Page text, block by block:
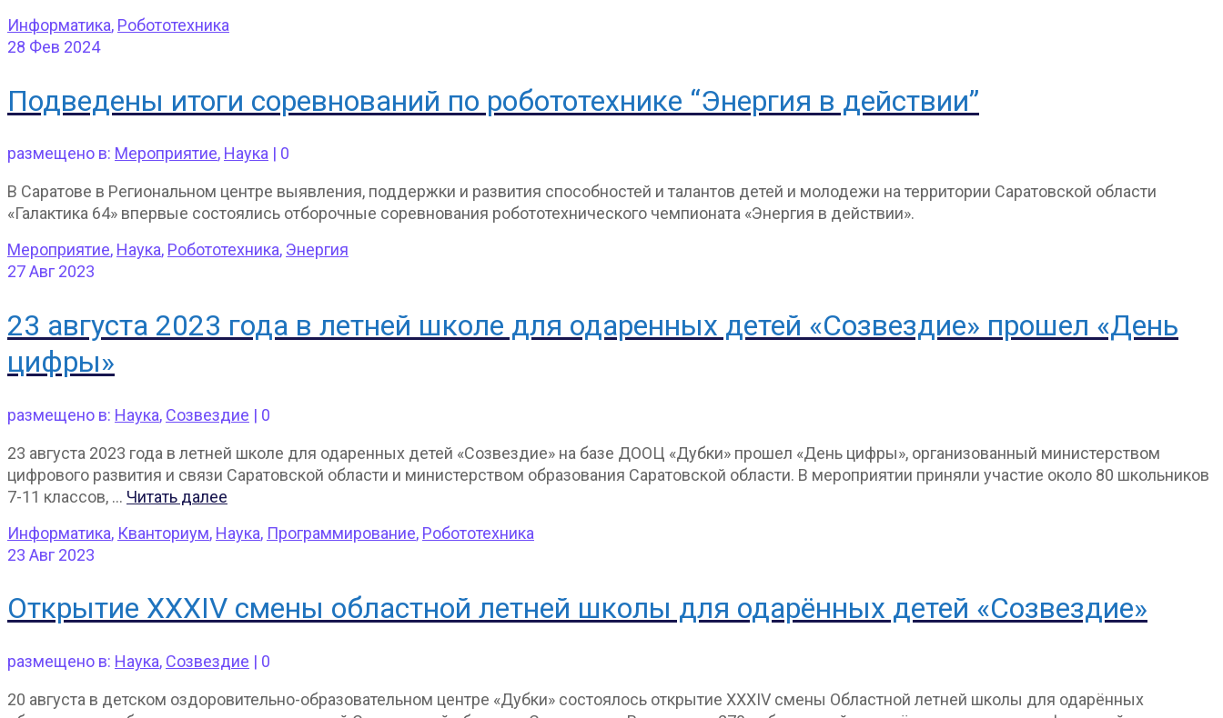
Информатика, Робототехника
28 Фев 2024
Подведены итоги соревнований по робототехнике “Энергия в действии”
размещено в: Мероприятие, Наука | 0
В Саратове в Региональном центре выявления, поддержки и развития способностей и талантов детей и молодежи на территории Саратовской области
«Галактика 64» впервые состоялись отборочные соревнования робототехнического чемпионата «Энергия в действии».
Мероприятие, Наука, Робототехника, Энергия
27Авг 2023
23 августа 2023 года в летней школе для одаренных детей «Созвездие» прошел «День
цифры»
размещено в: Наука, Созвездие | 0
23 августа 2023 года в летней школе для одаренных детей «Созвездие» на базе ДООЦ «Дубки» прошел «День цифры», организованный министерством
цифрового развития и связи Саратовской области и министерством образования Саратовской области. В мероприятии приняли участие около 80 школьников
7-11 классов, … Читать далее
Информатика, Кванториум, Наука, Программирование, Робототехника
23 Авг 2023
Открытие XXXIV смены областной летней школы для одарённых детей «Созвездие»
размещено в: Наука, Созвездие | 0
20 августа в детском оздоровительно-образовательном центре «Дубки» состоялось открытие XXXIV смены Областной летней школы для одарённых